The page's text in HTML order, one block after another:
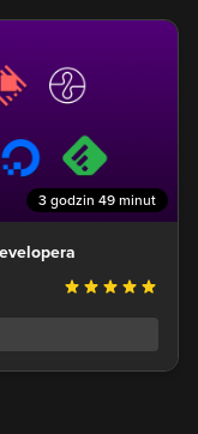
3 godzin 49 minut